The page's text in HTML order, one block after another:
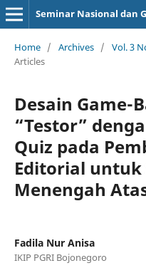
Home / Archives / Vol. 3
Articles
Desain Game-
“Testor”
Quiz pada
Editorial untuk
Menengah
Fadila Nur Anisa
IKIP PGRI Bojonegoro